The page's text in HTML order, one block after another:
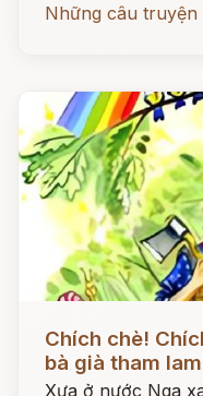
Những câu truyện
Chích chè!
bà già tham lam
Xưa ở nước Nga